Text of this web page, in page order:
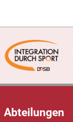
Abteilungen